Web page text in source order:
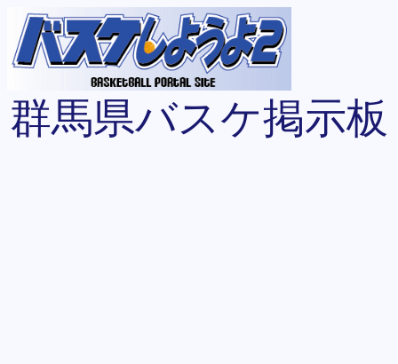
群馬県バスケ掲示板